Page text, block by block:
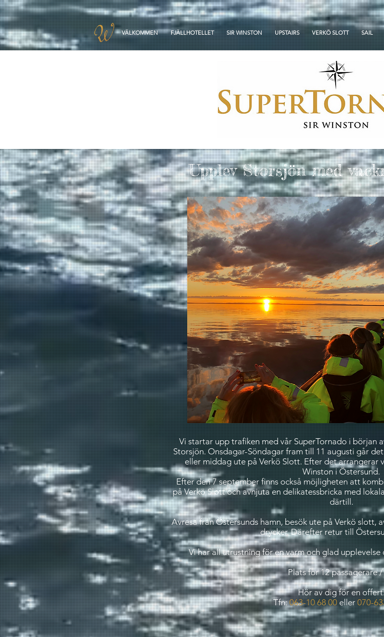
VÄLKOMMEN FJÄLLHOTELLET SIR WINSTON UPSTAIRS VERKÖ SLOTT SAIL
Upplev Storsjön med
Vi startar upp trafiken med vår SuperTornado i början
Storsjön. Onsdagar-Söndagar fram till 11 augusti går
eller middag ute på Verkö Slott. Efter det arrangerar
Winston i Östersund.
Efter den 7 september finns också möjligheten att
på Verkö Slott och avnjuta en delikatessbricka med
därtill.
Avresa från Östersunds hamn, besök ute på Verkö slott,
drycker. Därefter retur till
Vi har all utrustning för en varm och glad
Plats för 12 passagerare
Hör av dig för en
Tfn:063-10 68 00eller070-